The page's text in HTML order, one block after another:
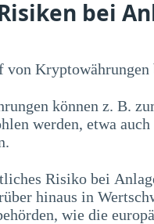
bei
von Kryptowährungen
können z. B.
werden, etwa
Risiko bei
hinaus in
wie die
erheblichen